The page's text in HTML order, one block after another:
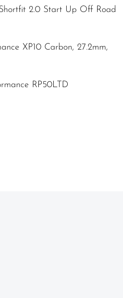
2.0 Start Up Off Road
XP10 Carbon, 27.2mm,
RP50LTD